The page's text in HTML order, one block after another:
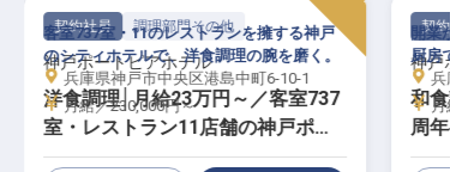
契約社員 調理部門その他
神戸ポートピアホテル
洋食調理│月給23万円～／客室737
室・レストラン11店舗の神戸ポー
トピアホテル／資格手当・単身寮
客室737室・11のレストランを擁する神戸
のシティホテルで、洋食調理の腕を磨く。
兵庫県神戸市中央区港島中町6-10-1
月給／230,000円～
契約
神戸
和
周
／
開業
厨房
兵